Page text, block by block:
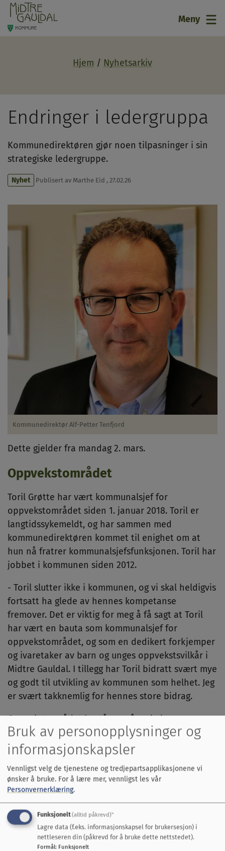
21 Meny
Hjem Nyhetsarkiv
Endringer i ledergruppa
Kommunedirektøren gjør noen tilpasninger i sin
strategiske ledergruppe.
Nyhet Publisert av Marthe Eid , 27.02.26
Kommunedirektør Alf-Petter Tenfjord
Dette gjelder fra mandag 2. mars.
Oppvekstområdet
Toril Grøtte har vært kommunalsjef for
oppvekstområdet siden 1. januar 2018. Toril er
langtidssykemeldt, og har sammen med
kommunedirektøren kommet til enighet om at
hun nå fratrer kommunalsjefsfunksjonen. Toril har
jobbet i kommunen siden 2012.
- Toril slutter ikke i kommunen, og vi skal heldigvis
fortsatt ha glede av hennes kompetanse
fremover. Det er viktig for meg å få sagt at Toril
har vært en bauta som kommunalsjef for
oppvekstområdet, og som en dedikert forkjemper
og ivaretaker av barn og unges oppvekstsvilkår i
Midtre Gauldal. I tillegg har Toril bidratt svært mye
og godt til utvikling av kommunen som helhet. Jeg
er svært takknemlig for hennes store bidrag.
Oppvekstområdet består av våre skoler,
barnehager og PP-tjenesten.
Endringer
Ut fra dette gjør kommunedirektøren følgende
endringer:
Kommunalsjef Eimund Fossum, som i dag har
ansvaret for organisasjon og
samfunnsområdet, blir kommunalsjef
Bruk av personopplysninger og
informasjonskapsler
Vennligst velg de tjenestene og tredjepartsapplikasjonene vi
ønsker å bruke. For å lære mer, vennligst les vår
Personvernerklæring.
Funksjonelt(alltid påkrevd)"
Lagre data (f.eks. informasjonskapsel for brukersesjon) i
nettleseren din (påkrevd for å bruke dette nettstedet).
Formål: Funksjonelt